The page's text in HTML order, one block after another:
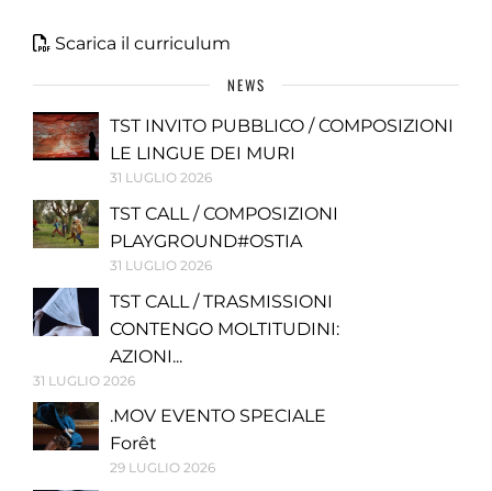
Scarica il curriculum
NEWS
TST INVITO PUBBLICO / COMPOSIZIONI
LE LINGUE DEI MURI
31 LUGLIO 2026
TST CALL / COMPOSIZIONI
PLAYGROUND#OSTIA
31 LUGLIO 2026
TST CALL / TRASMISSIONI
CONTENGO MOLTITUDINI:
AZIONI...
31 LUGLIO 2026
.MOV EVENTO SPECIALE
Forêt
29 LUGLIO 2026